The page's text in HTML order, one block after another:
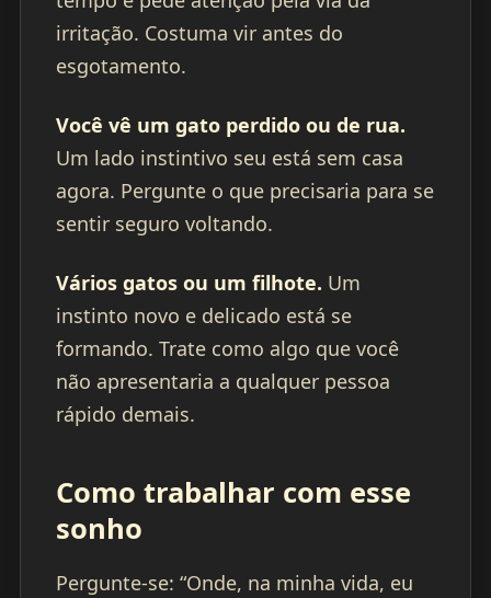
irritação. Costuma vir antes do
esgotamento.
Você vê um gato perdido ou de rua.
Um lado instintivo seu está sem casa
agora. Pergunte o que precisaria para se
sentir seguro voltando.
Vários gatos ou um filhote. Um
instinto novo e delicado está se
formando. Trate como algo que você
não apresentaria a qualquer pessoa
rápido demais.
Como trabalhar com esse
sonho
Pergunte-se: “Onde, na minha vida, eu